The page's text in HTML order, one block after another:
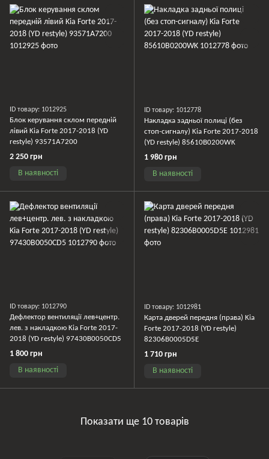
ID товару: 1012925
Блок керування склом передній
лівий Kia Forte 2017-2018 (YD
restyle) 93571A7200
2 250 грн
В наявності
ID товару: 1012778
Накладка задньої полиці (без
стоп-сигналу) Kia Forte 2017-2018
(YD restyle) 85610B0200WK
1 980 грн
В наявності
ID товару: 1012790
Дефлектор вентиляції лев+центр.
лев. з накладкою Kia Forte 2017-
2018 (YD restyle) 97430B0050CD5
1 800 грн
В наявності
ID товару: 1012981
Карта дверей передня (права) Kia
Forte 2017-2018 (YD restyle)
82306B0005D5E
1 710 грн
В наявності
Показати ще 10 товарів